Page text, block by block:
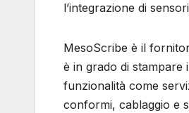
l’integrazione di
MesoScribe è il
è in grado di stampare
funzionalità come
conformi, cablaggio e